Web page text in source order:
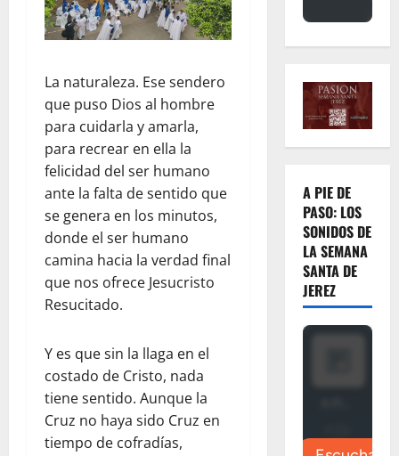
La naturaleza. Ese sendero
que puso Dios al hombre
para cuidarla y amarla,
para recrear en ella la
felicidad del ser humano
ante la falta de sentido que
se genera en los minutos,
donde el ser humano
camina hacia la verdad final
que nos ofrece Jesucristo
Resucitado.
Y es que sin la llaga en el
costado de Cristo, nada
tiene sentido. Aunque la
Cruz no haya sido Cruz en
tiempo de cofradías,
A PIE DE
PASO: LOS
SONIDOS DE
LA SEMANA
SANTA DE
JEREZ